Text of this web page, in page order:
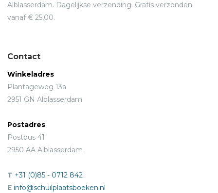
Alblasserdam. Dagelijkse verzending. Gratis verzonden
vanaf € 25,00.
Contact
Winkeladres
Plantageweg 13a
2951 GN Alblasserdam
Postadres
Postbus 41
2950 AA Alblasserdam
T +31 (0)85 - 0712 842
E info@schuilplaatsboeken.nl